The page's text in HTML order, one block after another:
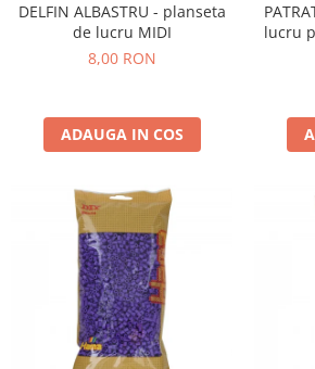
DELFIN ALBASTRU - planseta
de lucru MIDI
8,00 RON
ADAUGA IN COS
lucru